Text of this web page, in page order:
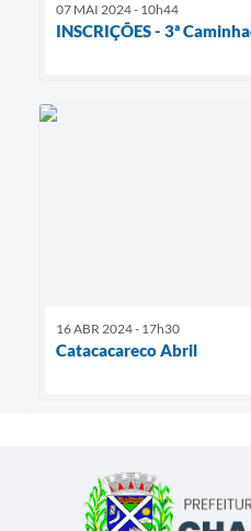
07 MAI 2024 - 10h44
INSCRIÇÕES - 3ª
16 ABR 2024 - 17h30
Catacacareco Abril